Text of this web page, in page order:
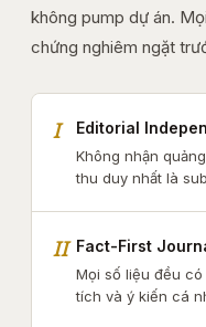
không pump dự án.
chứng nghiêm ngặt
I Editorial
Không nhận
thu duy nhất là
II Fact-First
Mọi số liệu đều
tích và ý kiến cá